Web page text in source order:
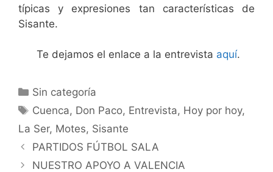
típicas y expresiones tan características de
Sisante.
Te dejamos el enlace a la entrevista aquí.
Sin categoría
Cuenca, Don Paco, Entrevista, Hoy por hoy,
La Ser, Motes, Sisante
PARTIDOS FÚTBOL SALA
NUESTRO APOYO A VALENCIA